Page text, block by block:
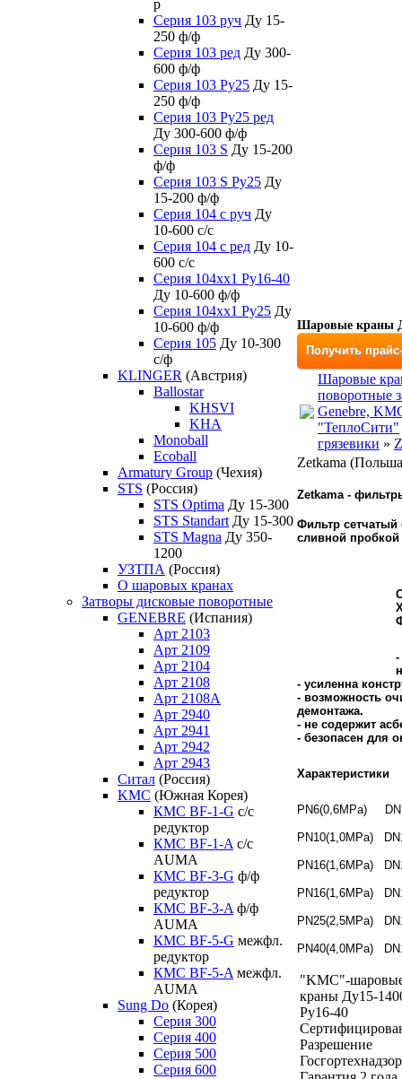
р
Серия 103 руч Ду 15-
250 ф/ф
Серия 103 ред Ду 300-
600 ф/ф
Серия 103 Ру25 Ду 15-
250 ф/ф
Серия 103 Ру25 ред
Ду 300-600 ф/ф
Серия 103 S Ду 15-200
ф/ф
Серия 103 S Ру25 Ду
15-200 ф/ф
Серия 104 с руч Ду
10-600 с/с
Серия 104 с ред Ду 10-
600 с/с
Серия 104xx1 Ру16-40
Ду 10-600 ф/ф
Серия 104xx1 Ру25 Ду
10-600 ф/ф
Серия 105 Ду 10-300
с/ф
KLINGER (Австрия)
Ballostar
KHSVI
KHA
Monoball
Ecoball
Armatury Group (Чехия)
STS (Россия)
STS Optima Ду 15-300
STS Standart Ду 15-300
STS Magna Ду 350-
1200
УЗТПА (Россия)
О шаровых кранах
Затворы дисковые поворотные
GENEBRE (Испания)
Арт 2103
Арт 2109
Арт 2104
Арт 2108
Арт 2108A
Арт 2940
Арт 2941
Арт 2942
Арт 2943
Ситал (Россия)
KMC (Южная Корея)
КМС BF-1-G с/с
редуктор
КМС BF-1-A с/с
AUMA
КМС BF-3-G ф/ф
редуктор
КМС BF-3-A ф/ф
AUMA
КМС BF-5-G межфл.
редуктор
КМС BF-5-A межфл.
AUMA
Sung Do (Корея)
Серия 300
Серия 400
Серия 500
Серия 600
Шаровые краны
Получить
Шаровые
поворотные
Genebre,
"ТеплоСити"
грязевики »
Zetkama
Zetkama -
Фильтр
сливной пробкой
-
- усиленна
- возможность
демонтажа.
- не содержит
- безопасен для
Характеристики
PN6(0,6MPa)
PN10(1,0MPa)
PN16(1,6MPa)
PN16(1,6MPa)
PN25(2,5MPa)
PN40(4,0MPa)
"KMC"-
краны Ду15-
Ру16-40
Разрешение